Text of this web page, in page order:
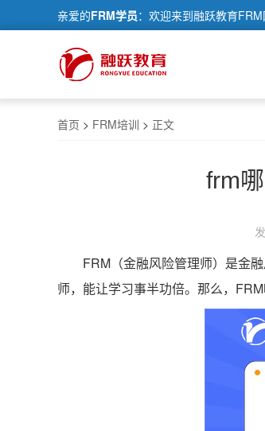
亲爱的FRM学员：欢迎来到融跃教育FRM
首页 > FRM培训 > 正文
frm
FRM（金融风险管理师）是金
师，能让学习事半功倍。那么，